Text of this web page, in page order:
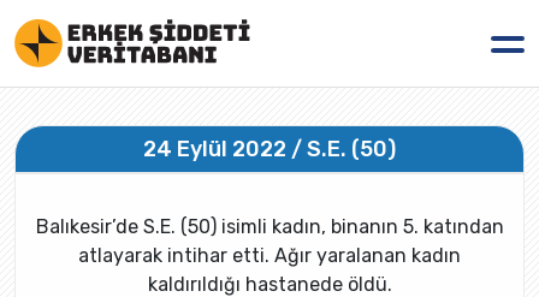
24 Eylül 2022 / S.E. (50)
Balıkesir’de S.E. (50) isimli kadın, binanın 5. katından
atlayarak intihar etti. Ağır yaralanan kadın
kaldırıldığı hastanede öldü.